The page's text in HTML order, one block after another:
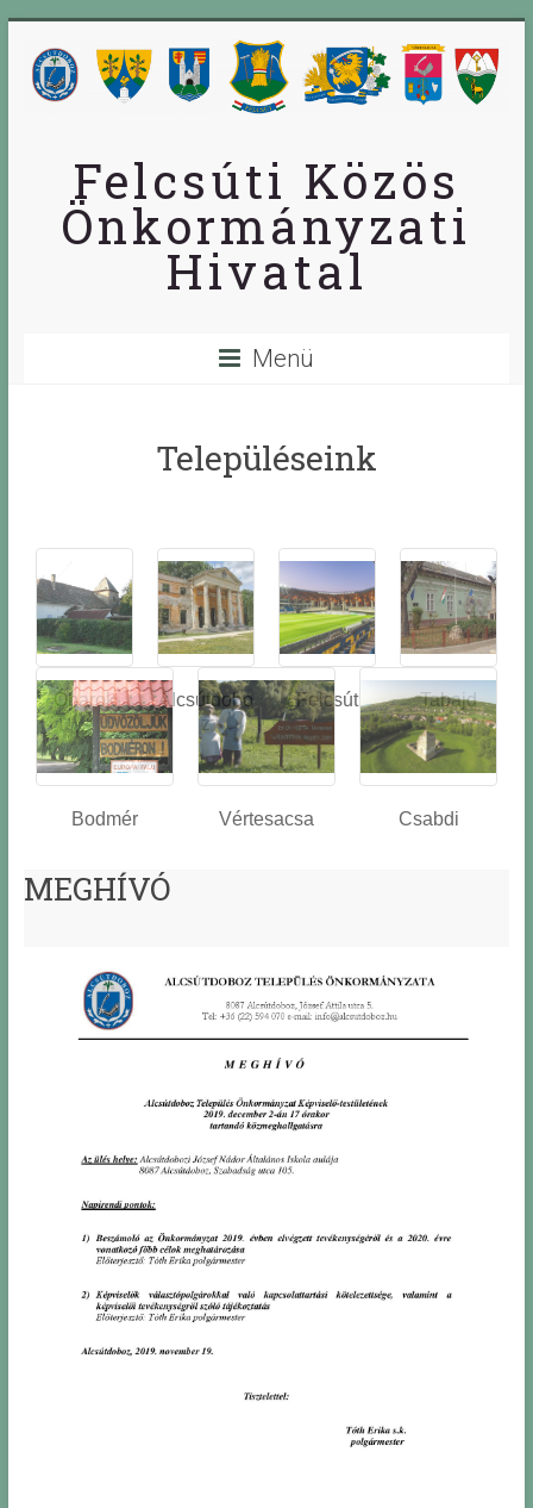
Felcsúti Közös
Önkormányzati
Hivatal
Menü
Településeink
Óbarok
Alcsútdobo
z
Felcsút Tabajd
Bodmér Vértesacsa Csabdi
MEGHÍVÓ